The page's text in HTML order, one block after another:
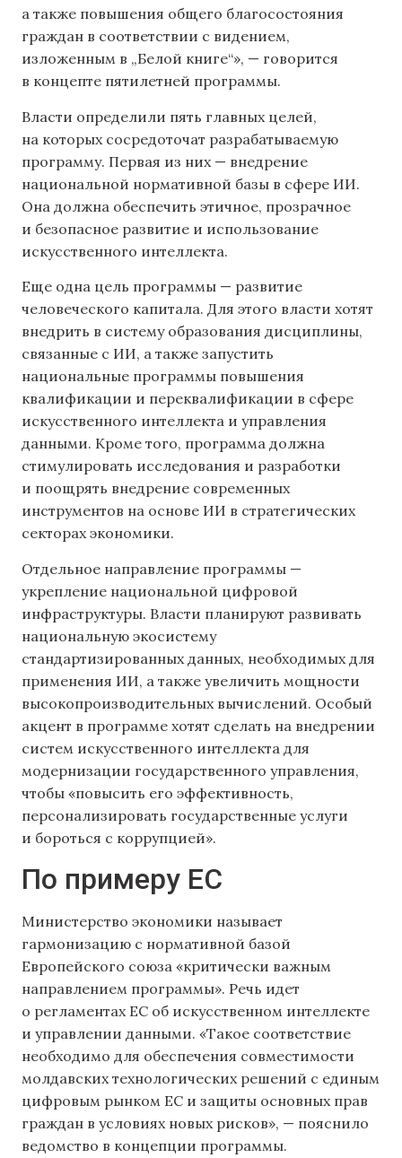
а также повышения общего благосостояния
граждан в соответствии с видением,
изложенным в „Белой книге“», — говорится
в концепте пятилетней программы.
Власти определили пять главных целей,
на которых сосредоточат разрабатываемую
программу. Первая из них — внедрение
национальной нормативной базы в сфере ИИ.
Она должна обеспечить этичное, прозрачное
и безопасное развитие и использование
искусственного интеллекта.
Еще одна цель программы — развитие
человеческого капитала. Для этого власти хотят
внедрить в систему образования дисциплины,
связанные с ИИ, а также запустить
национальные программы повышения
квалификации и переквалификации в сфере
искусственного интеллекта и управления
данными. Кроме того, программа должна
стимулировать исследования и разработки
и поощрять внедрение современных
инструментов на основе ИИ в стратегических
секторах экономики.
Отдельное направление программы —
укрепление национальной цифровой
инфраструктуры. Власти планируют развивать
национальную экосистему
стандартизированных данных, необходимых для
применения ИИ, а также увеличить мощности
высокопроизводительных вычислений. Особый
акцент в программе хотят сделать на внедрении
систем искусственного интеллекта для
модернизации государственного управления,
чтобы «повысить его эффективность,
персонализировать государственные услуги
и бороться с коррупцией».
По примеру ЕС
Министерство экономики называет
гармонизацию с нормативной базой
Европейского союза «критически важным
направлением программы». Речь идет
о регламентах ЕС об искусственном интеллекте
и управлении данными. «Такое соответствие
необходимо для обеспечения совместимости
молдавских технологических решений с единым
цифровым рынком ЕС и защиты основных прав
граждан в условиях новых рисков», — пояснило
ведомство в концепции программы.